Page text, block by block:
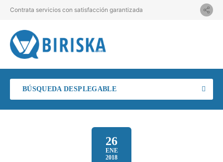
Contrata servicios con satisfacción garantizada
BÚSQUEDA DESPLEGABLE
26
ENE
2018